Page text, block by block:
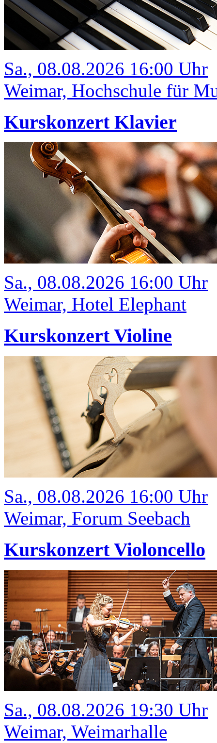
Sa., 08.08.2026 16:00 Uhr
Weimar, Hochschule für
Kurskonzert Klavier
Sa., 08.08.2026 16:00 Uhr
Weimar, Hotel Elephant
Kurskonzert Violine
Sa., 08.08.2026 16:00 Uhr
Weimar, Forum Seebach
Kurskonzert Violoncello
Sa., 08.08.2026 19:30 Uhr
Weimar, Weimarhalle